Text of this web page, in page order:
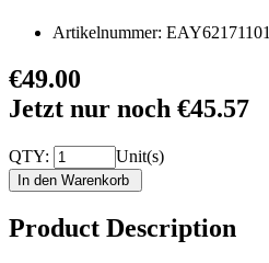
Artikelnummer: EAY62171101
€49.00
Jetzt nur noch €45.57
QTY: Unit(s)
Product Description